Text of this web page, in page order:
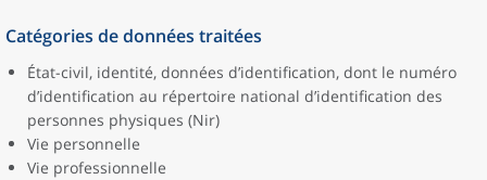
Catégories de données traitées
État-civil, identité, données d’identification, dont le numéro
d’identification au répertoire national d’identification des
personnes physiques (Nir)
Vie personnelle
Vie professionnelle